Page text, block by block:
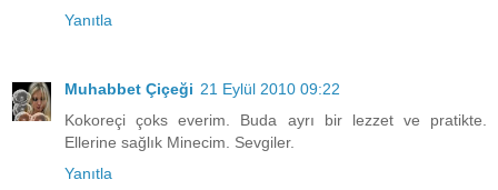
Yanıtla
Muhabbet Çiçeği 21 Eylül 2010 09:22
Kokoreçi çoks everim. Buda ayrı bir lezzet ve pratikte.
Ellerine sağlık Minecim. Sevgiler.
Yanıtla